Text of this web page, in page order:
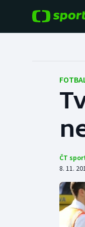
Hokej
Tenis
ČT
8. 11.